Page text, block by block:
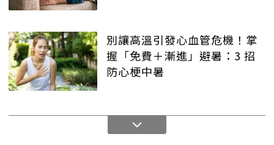
別讓高溫引發心血管危機！掌
握「免費＋漸進」避暑：3 招
防心梗中暑